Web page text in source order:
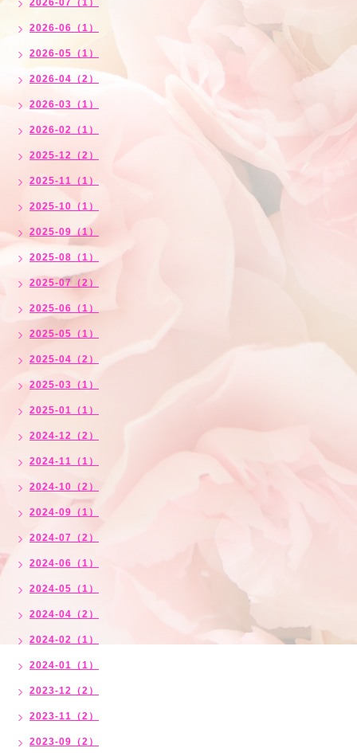
2026-07（1）
2026-06（1）
2026-05（1）
2026-04（2）
2026-03（1）
2026-02（1）
2025-12（2）
2025-11（1）
2025-10（1）
2025-09（1）
2025-08（1）
2025-07（2）
2025-06（1）
2025-05（1）
2025-04（2）
2025-03（1）
2025-01（1）
2024-12（2）
2024-11（1）
2024-10（2）
2024-09（1）
2024-07（2）
2024-06（1）
2024-05（1）
2024-04（2）
2024-02（1）
2024-01（1）
2023-12（2）
2023-11（2）
2023-09（2）